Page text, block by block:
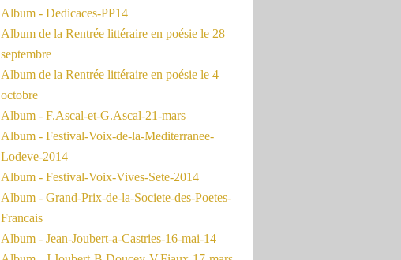
Album - Dedicaces-PP14
Album de la Rentrée littéraire en poésie le 28
septembre
Album de la Rentrée littéraire en poésie le 4
octobre
Album - F.Ascal-et-G.Ascal-21-mars
Album - Festival-Voix-de-la-Mediterranee-
Lodeve-2014
Album - Festival-Voix-Vives-Sete-2014
Album - Grand-Prix-de-la-Societe-des-Poetes-
Francais
Album - Jean-Joubert-a-Castries-16-mai-14